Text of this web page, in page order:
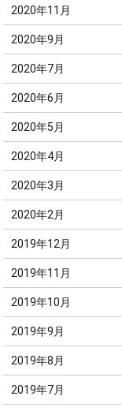
2020年11月
2020年9月
2020年7月
2020年6月
2020年5月
2020年4月
2020年3月
2020年2月
2019年12月
2019年11月
2019年10月
2019年9月
2019年8月
2019年7月